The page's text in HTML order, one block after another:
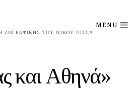
ΖΩΓΡΑΦΙΚΗΣ ΤΟΥ ΝΊΚΟΥ ΠΙΣΣΆ
MENU
και Αθηνά»